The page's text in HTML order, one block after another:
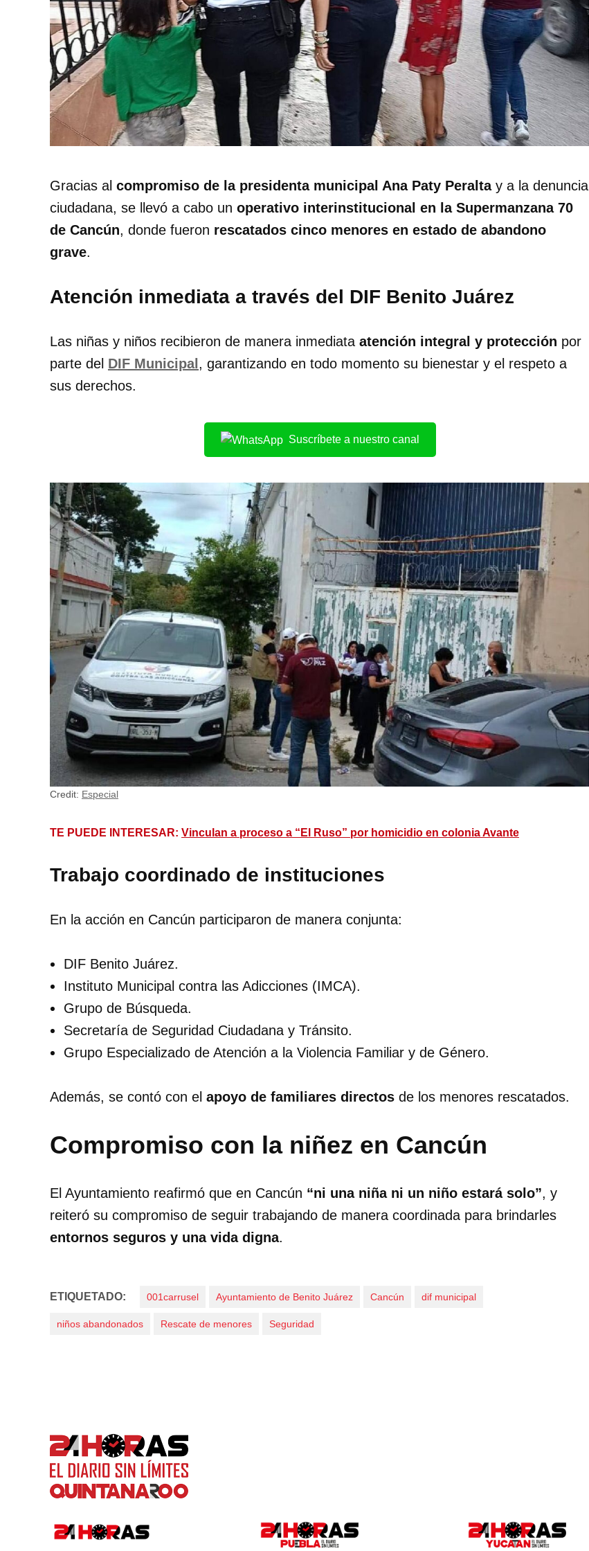
Gracias al compromiso de la presidenta municipal Ana Paty Peraltay a la denuncia
ciudadana, se llevó a cabo un operativo interinstitucional en la Supermanzana 70
de Cancún, donde fueron rescatados cinco menores en estado de abandono
grave.
Atención inmediata a través del DIF Benito Juárez
Las niñas y niños recibieron de manera inmediata atención integral y protección por
parte del DIF Municipal , garantizando en todo momento su bienestar y el respeto a
sus derechos.
Suscríbete a nuestro canal
Credit: Especial
TE PUEDE INTERESAR: Vinculan a proceso a “El Ruso” por homicidio en colonia Avante
Trabajo coordinado de instituciones
En la acción en Cancún participaron de manera conjunta:
DIF Benito Juárez.
Instituto Municipal contra las Adicciones (IMCA).
Grupo de Búsqueda.
Secretaría de Seguridad Ciudadana y Tránsito.
Grupo Especializado de Atención a la Violencia Familiar y de Género.
Además, se contó con el apoyo de familiares directos de los menores rescatados.
Compromiso con la niñez en Cancún
El Ayuntamiento reafirmó que en Cancún “ni una niña ni un niño estará solo”, y
reiteró su compromiso de seguir trabajando de manera coordinada para brindarles
entornos seguros y una vida digna.
ETIQUETADO: 001carrusel Ayuntamiento de Benito Juárez Cancún dif municipal
niños abandonados Rescate de menores Seguridad